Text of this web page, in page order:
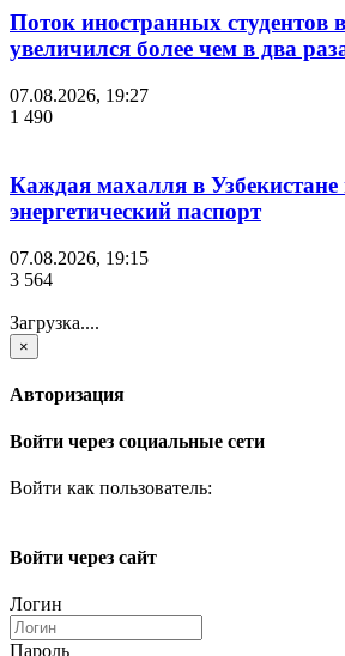
Поток иностранных студентов
увеличился более чем в два
07.08.2026, 19:27
1 490
Каждая махалля в Узбекистане
энергетический паспорт
07.08.2026, 19:15
3 564
Загрузка....
×
Авторизация
Войти через социальные сети
Войти как пользователь:
Войти через сайт
Логин
Пароль